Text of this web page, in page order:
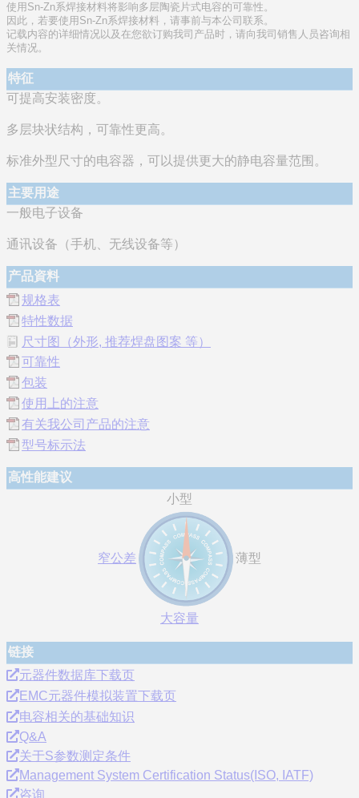
使用Sn-Zn系焊接材料将影响多层陶瓷片式电容的可靠性。
因此，若要使用Sn-Zn系焊接材料，请事前与本公司联系。
记载内容的详细情况以及在您欲订购我司产品时，请向我司销售人员咨询相
关情况。
特征
可提高安装密度。
多层块状结构，可靠性更高。
标准外型尺寸的电容器，可以提供更大的静电容量范围。
主要用途
一般电子设备
通讯设备（手机、无线设备等）
产品資料
规格表
特性数据
尺寸图（外形, 推荐焊盘图案 等）
可靠性
包装
使用上的注意
有关我公司产品的注意
型号标示法
高性能建议
小型
窄公差 薄型
大容量
链接
元器件数据库下载页
EMC元器件模拟装置下载页
电容相关的基础知识
Q&A
关于S参数测定条件
Management System Certification Status(ISO, IATF)
咨询